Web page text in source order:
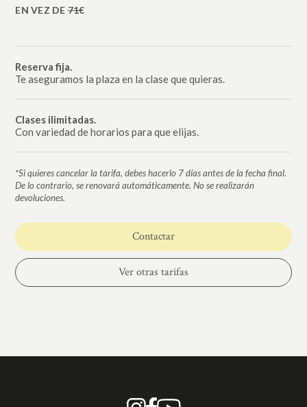
EN VEZ DE71€
Reserva fija.
Te aseguramos la plaza en la clase que quieras.
Clases ilimitadas.
Con variedad de horarios para que elijas.
*Si quieres cancelar la tarifa, debes hacerlo 7 días antes de la fecha final.
De lo contrario, se renovará automáticamente. No se realizarán
devoluciones.
Contactar
Ver otras tarifas